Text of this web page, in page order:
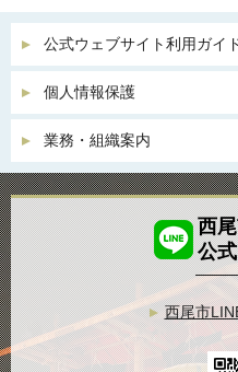
公式ウェブサイト利用ガイ
個人情報保護
業務・組織案内
西
公
西尾市